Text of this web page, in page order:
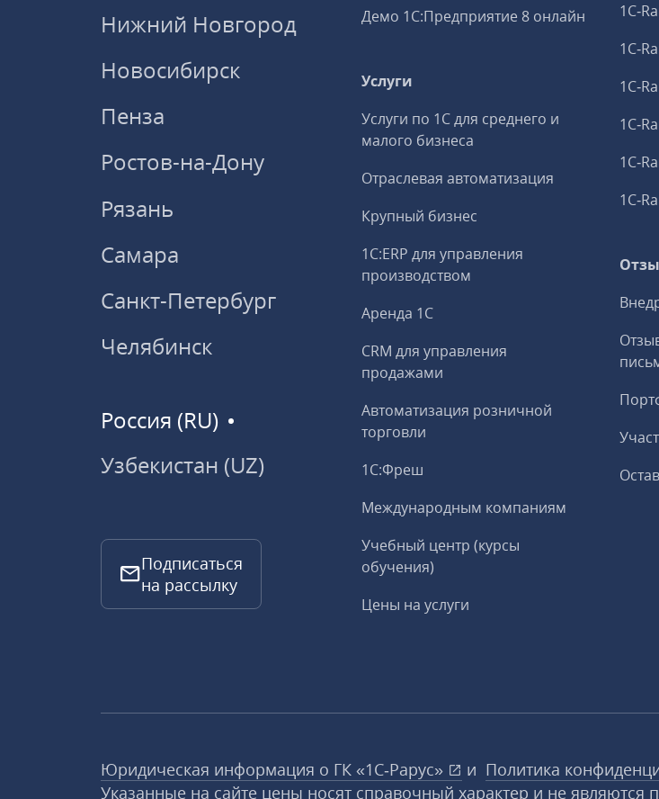
Нижний Новгород
Новосибирск
Пенза
Ростов-на-Дону
Рязань
Самара
Санкт-Петербург
Челябинск
Россия (RU)
Узбекистан (UZ)
Подписаться
на рассылку
Демо 1С:Предприятие 8 онлайн
Услуги
Услуги по 1С для среднего и
малого бизнеса
Отраслевая автоматизация
Крупный бизнес
1С:ERP для управления
производством
Аренда 1С
CRM для управления
продажами
Автоматизация розничной
торговли
1С:Фреш
Международным компаниям
Учебный центр (курсы
обучения)
Цены на услуги
Юридическая информация о ГК «1С‑Рарус» и Политика
Указанные на сайте цены носят справочный характер и не являются